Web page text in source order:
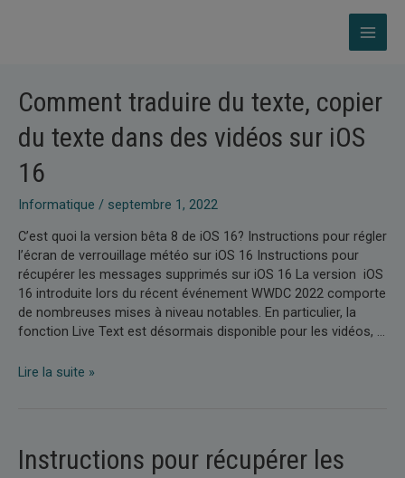
Comment traduire du texte, copier
du texte dans des vidéos sur iOS
16
Informatique / septembre 1, 2022
C’est quoi la version bêta 8 de iOS 16? Instructions pour régler
l’écran de verrouillage météo sur iOS 16 Instructions pour
récupérer les messages supprimés sur iOS 16 La version iOS
16 introduite lors du récent événement WWDC 2022 comporte
de nombreuses mises à niveau notables. En particulier, la
fonction Live Text est désormais disponible pour les vidéos, …
Comment
copier
du
Lire la suite »
Instructions pour récupérer les